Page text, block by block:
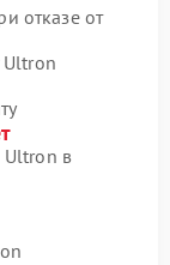
отказе от
Ultron
Ultron в